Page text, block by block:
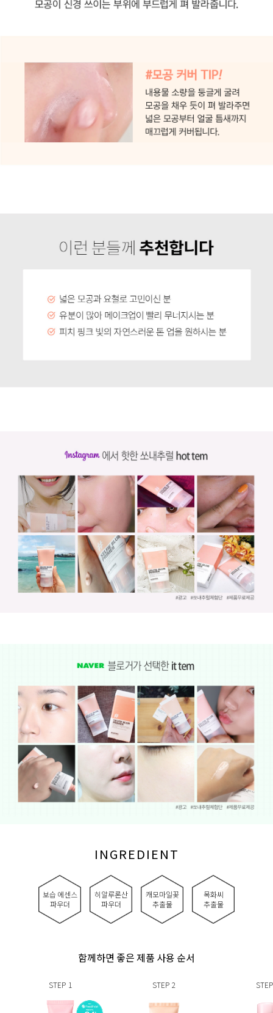
INGREDIENT
보습 에센스
파우더
히알루론산
파우더
캐모마일꽃
추출물
목화씨
추출물
함께하면 좋은 제품 사용 순서
STEP 1 STEP 2 STEP